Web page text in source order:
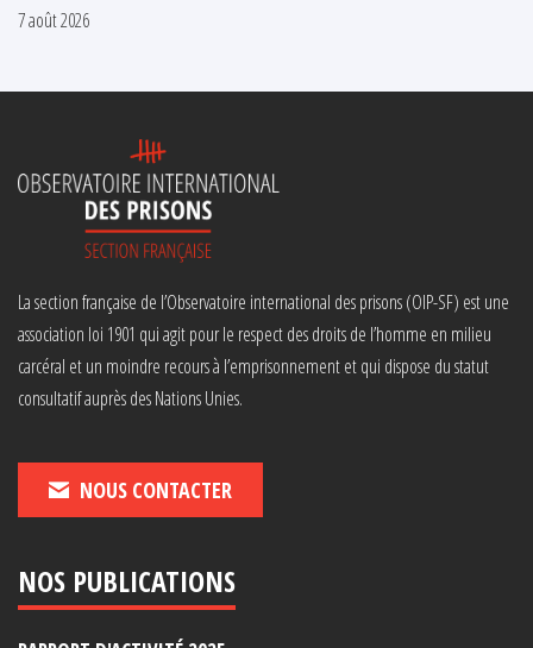
7 août 2026
La section française de l’Observatoire international des prisons (OIP-SF) est une
association loi 1901 qui agit pour le respect des droits de l’homme en milieu
carcéral et un moindre recours à l’emprisonnement et qui dispose du statut
consultatif auprès des Nations Unies.
NOUS CONTACTER
NOS PUBLICATIONS